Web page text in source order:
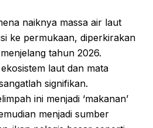
naiknya massa air laut
ke permukaan, diperkirakan
tahun 2026.
laut dan mata
signifikan.
ini menjadi ‘makanan’
menjadi sumber